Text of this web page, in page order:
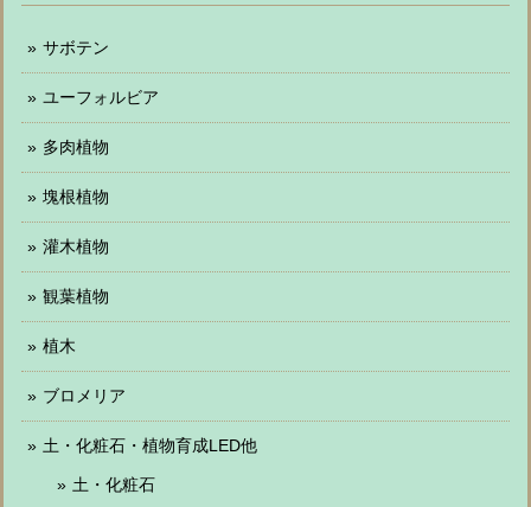
サボテン
ユーフォルビア
多肉植物
塊根植物
灌木植物
観葉植物
植木
ブロメリア
土・化粧石・植物育成LED他
土・化粧石